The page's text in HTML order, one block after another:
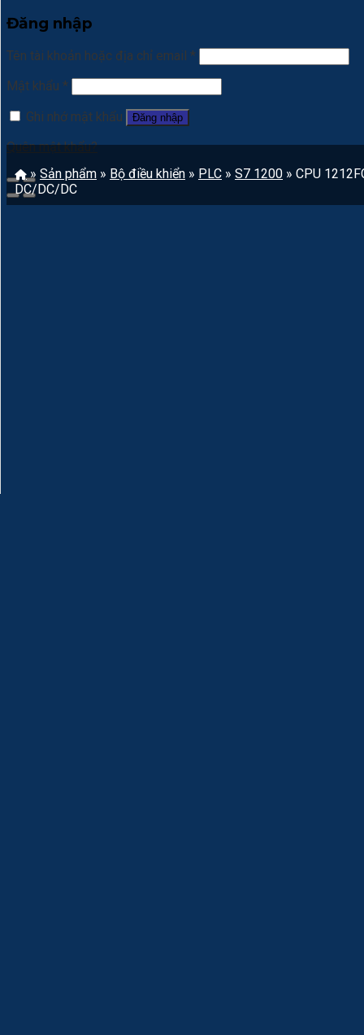
» Sản phẩm » Bộ điều khiển » PLC » S7 1200 » CPU
DC/DC/DC
Đăng nhập
Tên tài khoản hoặc địa chỉ email *
Mật khẩu *
Ghi nhớ mật khẩu
Đăng nhập
Quên mật khẩu?